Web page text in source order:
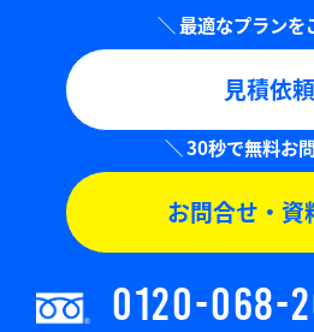
見積依頼
お問合せ・資
0120-068-